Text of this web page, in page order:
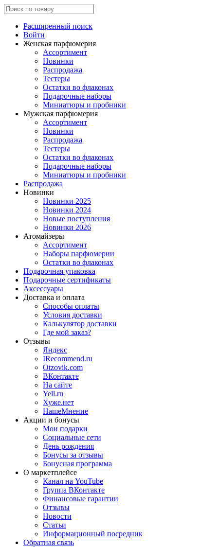
Расширенный поиск
Войти
Женская парфюмерия
Ассортимент
Новинки
Распродажа
Тестеры
Остатки во флаконах
Подарочные наборы
Миниатюры и пробники
Мужская парфюмерия
Ассортимент
Новинки
Распродажа
Тестеры
Остатки во флаконах
Подарочные наборы
Миниатюры и пробники
Распродажа
Новинки
Новинки 2025
Новинки 2024
Новые поступления
Новинки 2026
Атомайзеры
Ассортимент
Наборы парфюмерии
Остатки во флаконах
Подарочная упаковка
Подарочные сертификаты
Аксессуары
Доставка и оплата
Способы оплаты
Условия доставки
Калькулятор доставки
Где мой заказ?
Отзывы
Яндекс
IRecommend.ru
Otzovik.com
ВКонтакте
На сайте
Yell.ru
Хуже.нет
НашеМнение
Акции и бонусы
Мои подарки
Социальные сети
День рождения
Бонусы за отзывы
Бонусная программа
О маркетплейсе
Канал на YouTube
Группа ВКонтакте
Финансовые гарантии
Отзывы
Новости
Статьи
Информационный посредник
Обратная связь